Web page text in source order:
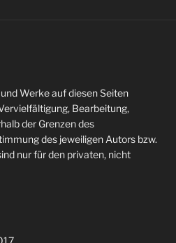
Werke auf diesen Seiten
Bearbeitung,
der Grenzen des
des jeweiligen Autors bzw.
nur für den privaten, nicht